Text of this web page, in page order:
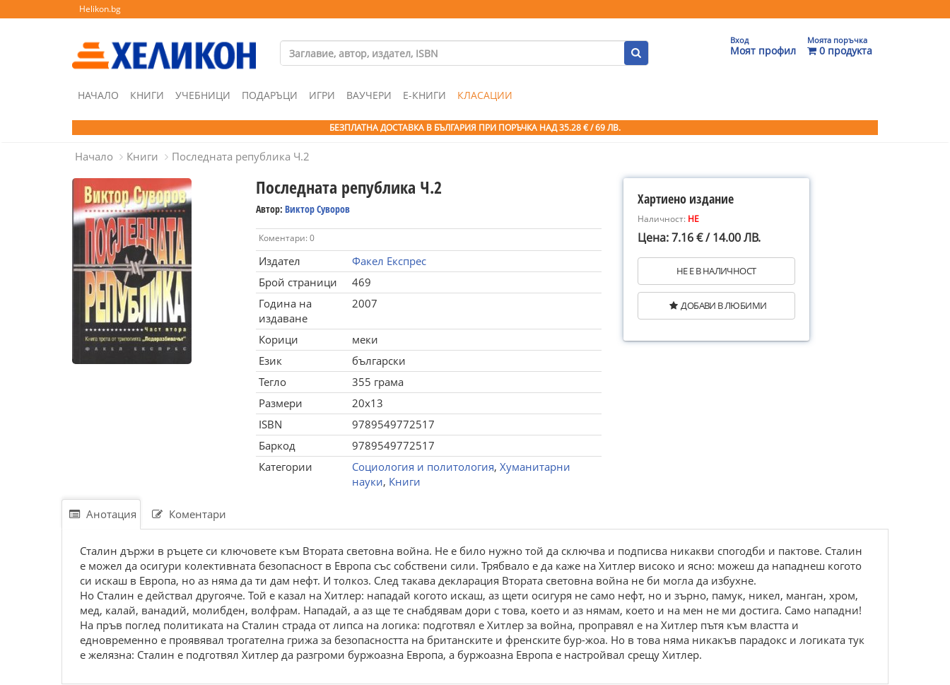
Helikon.bg
Вход
Моят профил
Моята поръчка
0 продукта
НАЧАЛО КНИГИ УЧЕБНИЦИ ПОДАРЪЦИ ИГРИ ВАУЧЕРИ Е-КНИГИ КЛАСАЦИИ
БЕЗПЛАТНА ДОСТАВКА В БЪЛГАРИЯ ПРИ ПОРЪЧКА НАД 35.28 € / 69 ЛВ.
Начало Книги Последната република Ч.2
Последната република Ч.2
Автор: Виктор Суворов
Коментари: 0
Издател
Факел Експрес
Брой страници
469
Година на
издаване
2007
Корици
меки
Език
български
Тегло
355 грама
Размери
20x13
ISBN
9789549772517
Баркод
9789549772517
Категории
Социология и политология, Хуманитарни
науки, Книги
Хартиено издание
Наличност: НЕ
Цена: 7.16 € / 14.00 ЛВ.
НЕ Е В НАЛИЧНОСТ
ДОБАВИ В ЛЮБИМИ
Анотация Коментари
Сталин държи в ръцете си ключовете към Втората световна война. Не е било нужно той да сключва и подписва никакви спогодби и пактове. Сталин
е можел да осигури колективната безопасност в Европа със собствени сили. Трябвало е да каже на Хитлер високо и ясно: можеш да нападнеш когото
си искаш в Европа, но аз няма да ти дам нефт. И толкоз. След такава декларация Втората световна война не би могла да избухне.
Но Сталин е действал другояче. Той е казал на Хитлер: нападай когото искаш, аз щети осигуря не само нефт, но и зърно, памук, никел, манган, хром,
мед, калай, ванадий, молибден, волфрам. Нападай, а аз ще те снабдявам дори с това, което и аз нямам, което и на мен не ми достига. Само нападни!
На пръв поглед политиката на Сталин страда от липса на логика: подготвял е Хитлер за война, проправял е на Хитлер пътя към властта и
едновременно е проявявал трогателна грижа за безопасността на британските и френските бур-жоа. Но в това няма никакъв парадокс и логиката тук
е желязна: Сталин е подготвял Хитлер да разгроми буржоазна Европа, а буржоазна Европа е настройвал срещу Хитлер.